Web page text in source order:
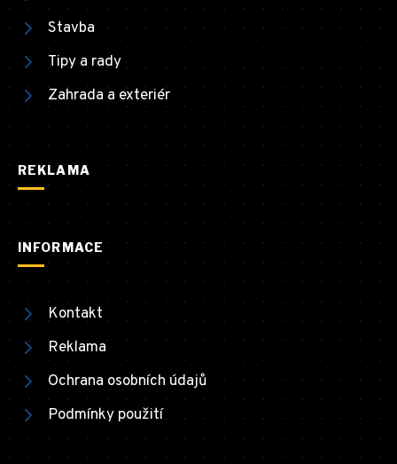
Stavba
Tipy a rady
Zahrada a exteriér
REKLAMA
INFORMACE
Kontakt
Reklama
Ochrana osobních údajů
Podmínky použití